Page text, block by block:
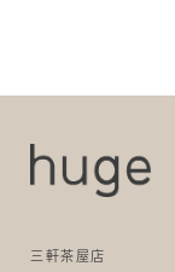
三軒茶屋店